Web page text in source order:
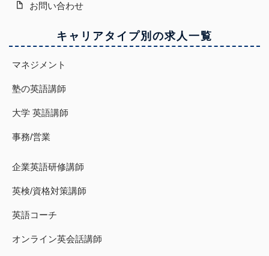
お問い合わせ
キャリアタイプ別の求人一覧
マネジメント
塾の英語講師
大学 英語講師
事務/営業
企業英語研修講師
英検/資格対策講師
英語コーチ
オンライン英会話講師